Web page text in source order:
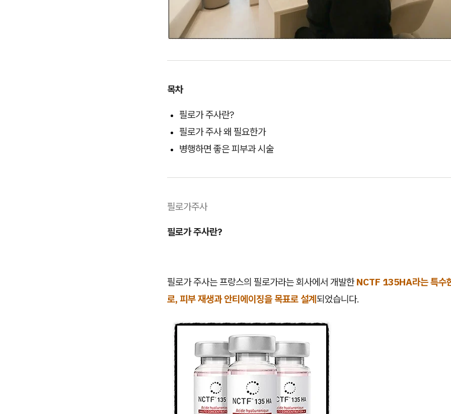
목차
필로가 주사란?
필로가 주사 왜 필요한가
병행하면 좋은 피부과 시술
필로가주사
필로가 주사란?
필로가 주사는 프랑스의 필로가라는 회사에서 개발한NCTF 135HA라는 특수
로, 피부 재생과 안티에이징을 목표로 설계되었습니다.